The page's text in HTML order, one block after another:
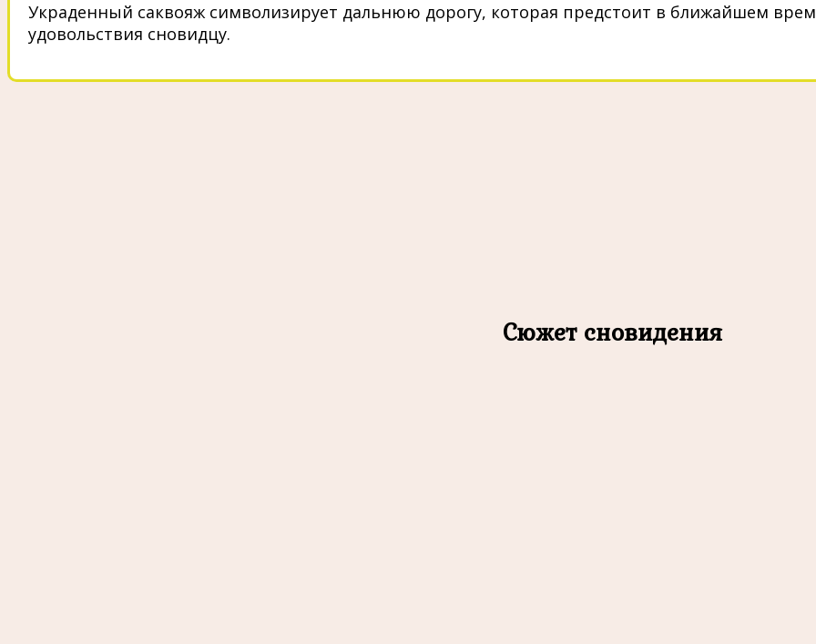
Украденный саквояж символизирует дальнюю дорогу, которая предстоит в ближайшем
удовольствия сновидцу.
Сюжет сновидения